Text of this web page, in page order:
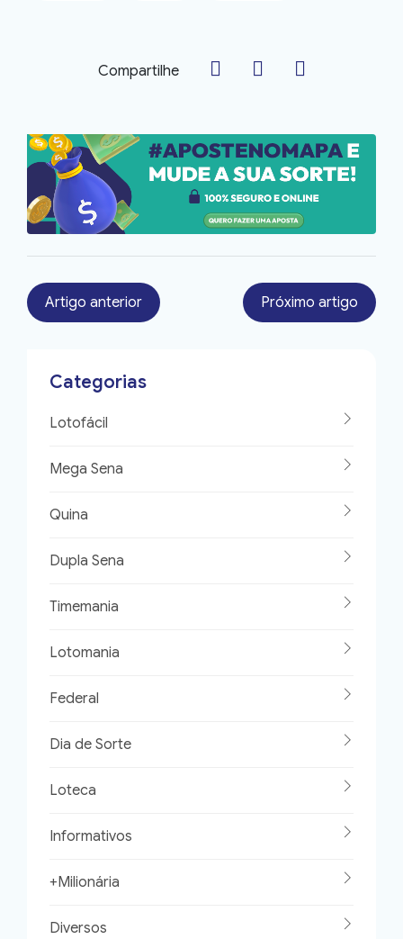
Compartilhe
Artigo anterior Próximo artigo
Categorias
Lotofácil
Mega Sena
Quina
Dupla Sena
Timemania
Lotomania
Federal
Dia de Sorte
Loteca
Informativos
+Milionária
Diversos